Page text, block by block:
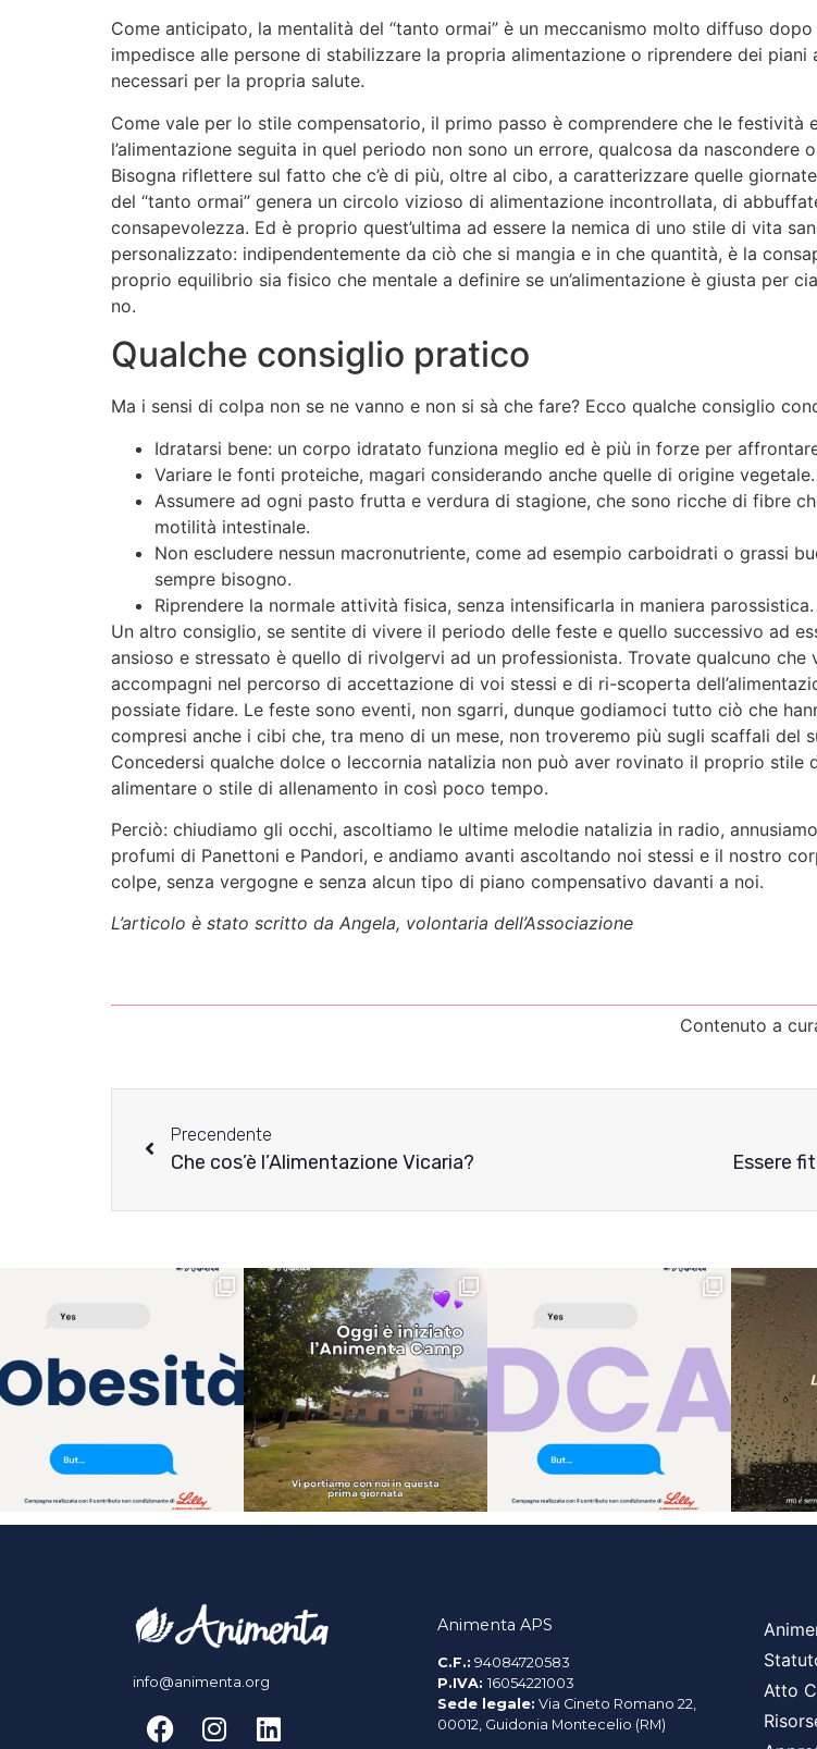
Come anticipato, la mentalità del “tanto ormai” è un meccanismo molto diffuso dopo
impedisce alle persone di stabilizzare la propria alimentazione o riprendere dei piani
necessari per la propria salute.
Come vale per lo stile compensatorio, il primo passo è comprendere che le festività
l’alimentazione seguita in quel periodo non sono un errore, qualcosa da nascondere
Bisogna riflettere sul fatto che c’è di più, oltre al cibo, a caratterizzare quelle
del “tanto ormai” genera un circolo vizioso di alimentazione incontrollata, di
consapevolezza. Ed è proprio quest’ultima ad essere la nemica di uno stile di vita
personalizzato: indipendentemente da ciò che si mangia e in che quantità, è la
proprio equilibrio sia fisico che mentale a definire se un’alimentazione è giusta per
no.
Qualche consiglio pratico
Ma i sensi di colpa non se ne vanno e non si sà che fare? Ecco qualche consiglio
Idratarsi bene: un corpo idratato funziona meglio ed è più in forze per
Variare le fonti proteiche, magari considerando anche quelle di origine vegetale.
Assumere ad ogni pasto frutta e verdura di stagione, che sono ricche di fibre
motilità intestinale.
Non escludere nessun macronutriente, come ad esempio carboidrati o grassi
sempre bisogno.
Riprendere la normale attività fisica, senza intensificarla in maniera parossistica.
Un altro consiglio, se sentite di vivere il periodo delle feste e quello successivo ad
ansioso e stressato è quello di rivolgervi ad un professionista. Trovate qualcuno che
accompagni nel percorso di accettazione di voi stessi e di ri-scoperta
possiate fidare. Le feste sono eventi, non sgarri, dunque godiamoci tutto ciò che
compresi anche i cibi che, tra meno di un mese, non troveremo più sugli scaffali del
Concedersi qualche dolce o leccornia natalizia non può aver rovinato il proprio stile
alimentare o stile di allenamento in così poco tempo.
Perciò: chiudiamo gli occhi, ascoltiamo le ultime melodie natalizia in radio,
profumi di Panettoni e Pandori, e andiamo avanti ascoltando noi stessi e il nostro
colpe, senza vergogne e senza alcun tipo di piano compensativo davanti a noi.
L’articolo è stato scritto da Angela, volontaria dell’Associazione
Contenuto a
Precendente
Che cos’è l’Alimentazione Vicaria? Essere
info@animenta.org
Animenta APS
C.F.: 94084720583
P.IVA: 16054221003
Sede legale: Via Cineto Romano 22,
00012, Guidonia Montecelio (RM)
Atto